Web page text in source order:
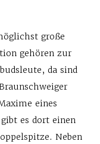
große
gehören zur
da sind
eines
es dort einen
Neben